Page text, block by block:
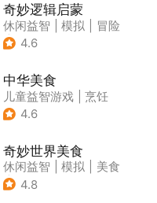
奇妙逻辑启蒙
休闲益智 模拟
冒险
| 宝宝巴士
4.6
中华美食
儿童益智游戏
烹饪
4.6
奇妙世界美食
休闲益智 模拟
美食
| 宝宝巴士
4.8